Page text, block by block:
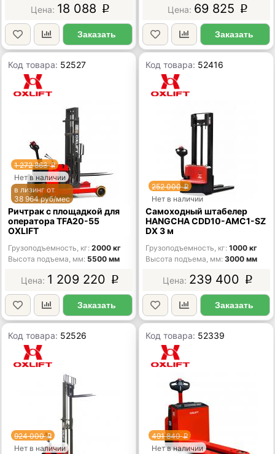
18 088 p
Заказать
69 825 p
Заказать
Код товара: 52527
1 272 863p
Нет в наличии
в лизинг от
38 964 руб/мес
Ричтрак с площадкой для
оператора TFA20-55
OXLIFT
Грузоподъемность, кг 2000 кг
Высота подъема, мм 5500 мм
1 209 220 p
Заказать
Код товара: 52416
252 000p
Нет в наличии
Самоходный штабелер
HANGCHA CDD10-AMC1-SZ
DX 3 м
Грузоподъемность, кг 1000 кг
Высота подъема, мм 3000 мм
239 400 p
Заказать
Код товара: 52526
924 000p
Нет в наличии
Код товара: 52339
491 840p
Нет в наличии